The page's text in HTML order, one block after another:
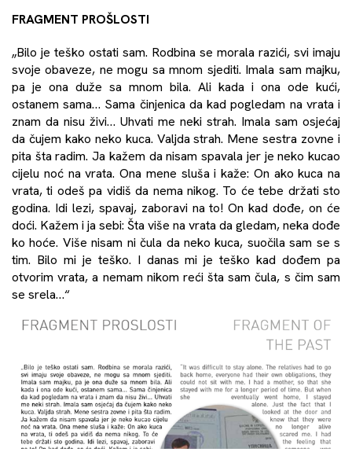
FRAGMENT PROŠLOSTI
„Bilo je teško ostati sam. Rodbina se morala razići, svi imaju
svoje obaveze, ne mogu sa mnom sjediti. Imala sam majku,
pa je ona duže sa mnom bila. Ali kada i ona ode kući,
ostanem sama… Sama činjenica da kad pogledam na vrata i
znam da nisu živi… Uhvati me neki strah. Imala sam osjećaj
da čujem kako neko kuca. Valjda strah. Mene sestra zovne i
pita šta radim. Ja kažem da nisam spavala jer je neko kucao
cijelu noć na vrata. Ona mene sluša i kaže: On ako kuca na
vrata, ti odeš pa vidiš da nema nikog. To će tebe držati sto
godina. Idi lezi, spavaj, zaboravi na to! On kad dođe, on će
doći. Kažem i ja sebi: Šta više na vrata da gledam, neka dođe
ko hoće. Više nisam ni čula da neko kuca, suočila sam se s
tim. Bilo mi je teško. I danas mi je teško kad dođem pa
otvorim vrata, a nemam nikom reći šta sam čula, s čim sam
se srela…“